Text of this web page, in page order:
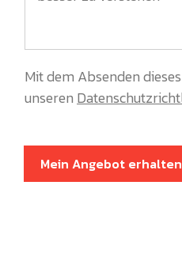
Mit dem Absenden
unseren
Mein Angebot erhalten